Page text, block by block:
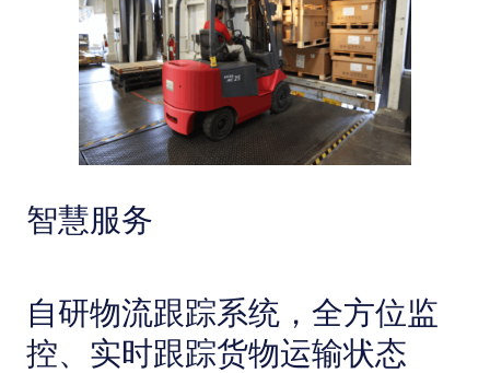
智慧服务
自研物流跟踪系统，全方位监
控、实时跟踪货物运输状态